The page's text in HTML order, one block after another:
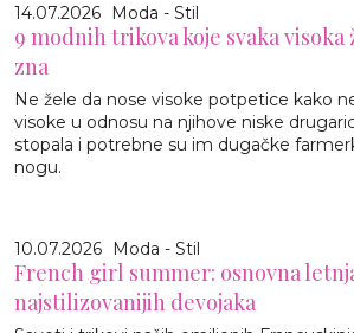
14.07.2026 Moda - Stil
9 modnih trikova koje svaka visoka
zna
Ne žele da nose visoke potpetice kako
visoke u odnosu na njihove niske
stopala i potrebne su im dugačke
nogu.
10.07.2026 Moda - Stil
French girl summer: osnovna
najstilizovanijih devojaka